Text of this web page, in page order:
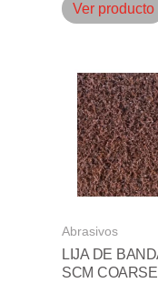
Ver producto
Abrasivos
LIJA DE
SCM COARSE